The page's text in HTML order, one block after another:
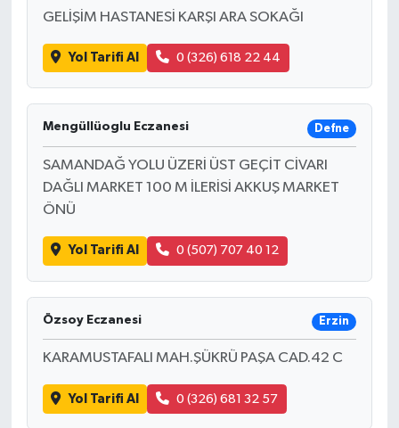
GELİŞİM HASTANESİ KARŞI ARA SOKAĞI
Yol Tarifi Al 0 (326) 618 22 44
Mengüllüoglu Eczanesi Defne
SAMANDAĞ YOLU ÜZERİ ÜST GEÇİT CİVARI
DAĞLI MARKET 100 M İLERİSİ AKKUŞ MARKET
ÖNÜ
Yol Tarifi Al 0 (507) 707 40 12
Özsoy Eczanesi Erzin
KARAMUSTAFALI MAH.ŞÜKRÜ PAŞA CAD.42 C
Yol Tarifi Al 0 (326) 681 32 57